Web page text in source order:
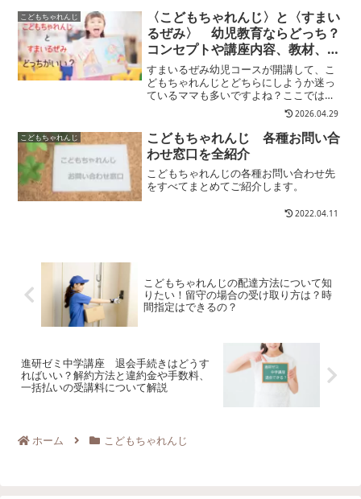
こどもちゃれんじ
〈こどもちゃれんじ〉と〈すまい
るぜみ〉 幼児教育ならどっち？
コンセプトや講座内容、教材、受
講費から諸手続きまで徹底比較
すまいるぜみ幼児コースが開講して、こ
どもちゃれんじとどちらにしようか迷っ
ているママも多いですよね？ここでは幼
児向けすまいるぜみとこどもちゃれんじ
の特徴やコンセプト、教材、受講料や諸
費用を徹底比較し、おすすめタイプをご
案内しています。
2026.04.29
こどもちゃれんじ
こどもちゃれんじ 各種お問い合
わせ窓口を全紹介
こどもちゃれんじの各種お問い合わせ先
をすべてまとめてご紹介します。
2022.04.11
こどもちゃれんじの配達方法について知
りたい！留守の場合の受け取り方は？時
間指定はできるの？
進研ゼミ中学講座 退会手続きはどうす
ればいい？解約方法と違約金や手数料、
一括払いの受講料について解説
ホーム こどもちゃれんじ